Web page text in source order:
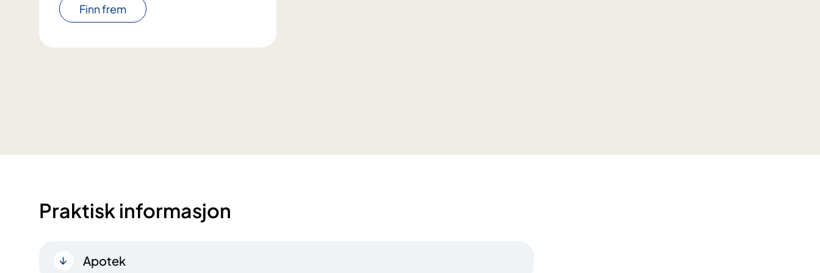
Finn frem
Praktisk informasjon
Apotek